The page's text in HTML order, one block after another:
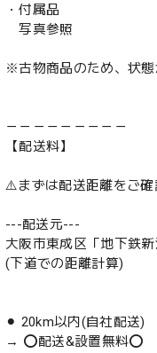
・付属品
写真参照
※古物商品のため、状態
－－－－－－－－－
【配送料】
⚠️まずは配送距離をご確
---配送元---
大阪市東成区「地下鉄新
(下道での距離計算)
⚫︎ 20km以内(自社配送)
→ ⭕️配送&設置無料⭕️